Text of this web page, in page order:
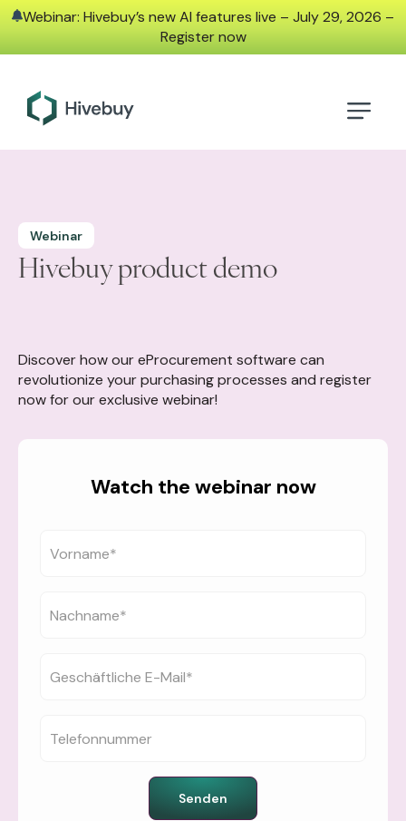
Webinar: Hivebuy’s new AI features live – July 29, 2026 –
Register now
Webinar
Hivebuy product demo
Discover how our eProcurement software can
revolutionize your purchasing processes and register
now for our exclusive webinar!
Watch the webinar now